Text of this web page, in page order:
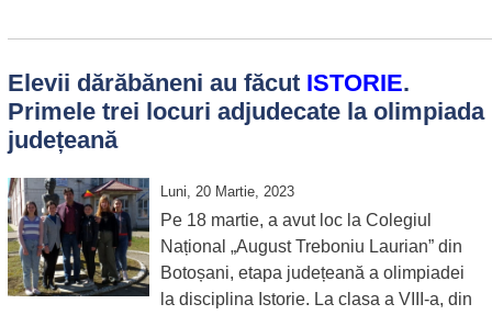
Elevii dărăbăneni au făcut ISTORIE.
Primele trei locuri adjudecate la olimpiada
județeană
Luni, 20 Martie, 2023
Pe 18 martie, a avut loc la Colegiul
Național „August Treboniu Laurian” din
Botoșani, etapa județeană a olimpiadei
la disciplina Istorie. La clasa a VIII-a, din